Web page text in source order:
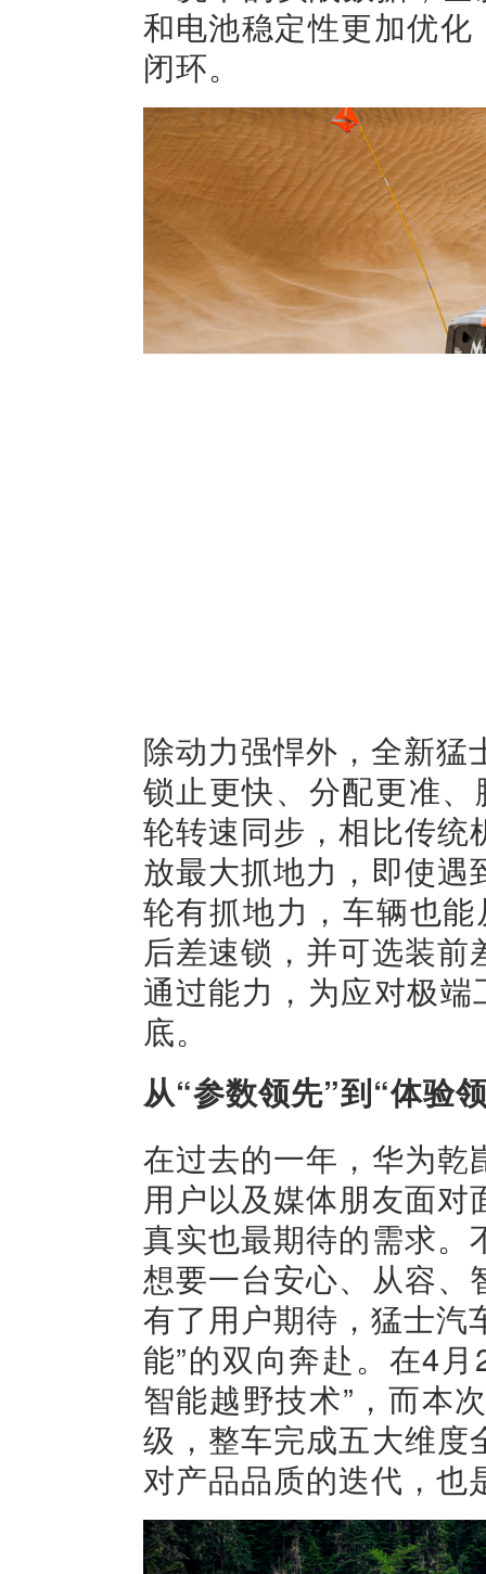
和电池稳定性更加优化
闭环。
除动力强悍外，全新猛
锁止更快、分配更准
轮转速同步，相比传
放最大抓地力，即使
轮有抓地力，车辆也
后差速锁，并可选装
通过能力，为应对极端
底。
从“参数领先”到“体验
在过去的一年，华为
用户以及媒体朋友面
真实也最期待的需求
想要一台安心、从容
有了用户期待，猛士汽
能”的双向奔赴。在4
智能越野技术”，而本
级，整车完成五大维
对产品品质的迭代，也